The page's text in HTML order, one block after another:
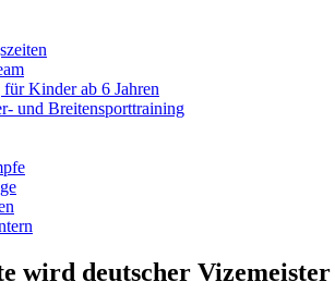
Kinder ab 6 Jahren
und Breitensporttraining
wird deutscher Vizemeister